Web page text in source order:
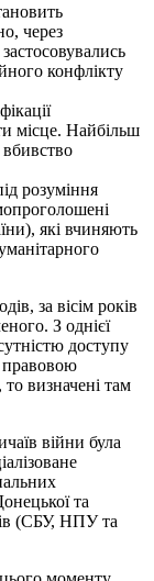
через
конфлікту
місце. Найбільш
розуміння
які вчиняють
за вісім років
З однієї
доступу
правовою
визначені там
війни була
та
(СБУ, НПУ та